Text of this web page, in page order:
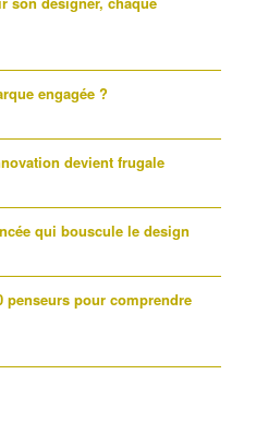
engagée ?
devient frugale
qui bouscule le design
penseurs pour comprendre